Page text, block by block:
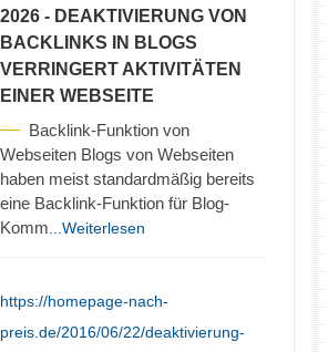
2026 - DEAKTIVIERUNG VON
BACKLINKS IN BLOGS
VERRINGERT AKTIVITÄTEN
EINER WEBSEITE
Backlink-Funktion von
Webseiten Blogs von Webseiten
haben meist standardmäßig bereits
eine Backlink-Funktion für Blog-
Komm ...Weiterlesen
https://homepage-nach-
preis.de/2016/06/22/deaktivierung-